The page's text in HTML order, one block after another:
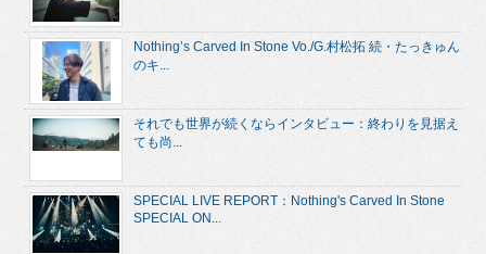
Nothing’s Carved In Stone Vo./G.村松拓 続・たっきゅん
のキ...
それでも世界が続くならインタビュー：終わりを見据え
ても尚...
SPECIAL LIVE REPORT：Nothing's Carved In Stone
SPECIAL ON...